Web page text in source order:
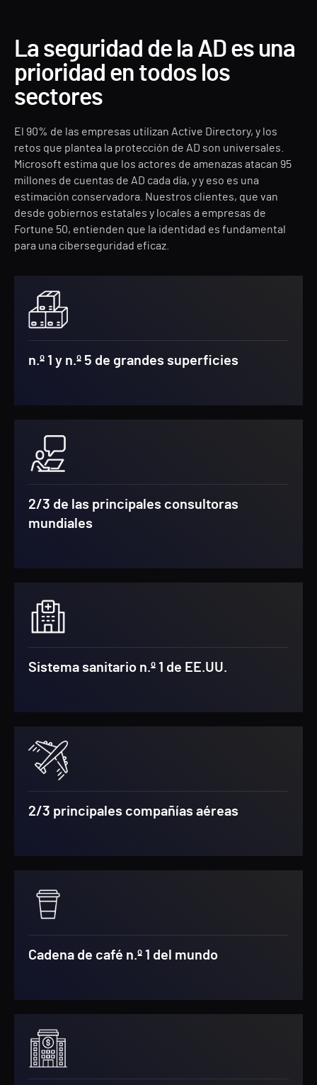
La seguridad de la AD es una
prioridad en todos los
sectores
El 90% de las empresas utilizan Active Directory, y los
retos que plantea la protección de AD son universales.
Microsoft estima que los actores de amenazas atacan 95
millones de cuentas de AD cada día, y y eso es una
estimación conservadora. Nuestros clientes, que van
desde gobiernos estatales y locales a empresas de
Fortune 50, entienden que la identidad es fundamental
para una ciberseguridad eficaz.
n.º 1 y n.º 5 de grandes superficies
2/3 de las principales consultoras
mundiales
Sistema sanitario n.º 1 de EE.UU.
2/3 principales compañías aéreas
Cadena de café n.º 1 del mundo